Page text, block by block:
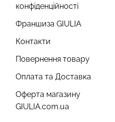
конфіденційності
Франшиза GIULIA
Контакти
Повернення товару
Оплата та Доставка
Оферта магазину
GIULIA.com.ua